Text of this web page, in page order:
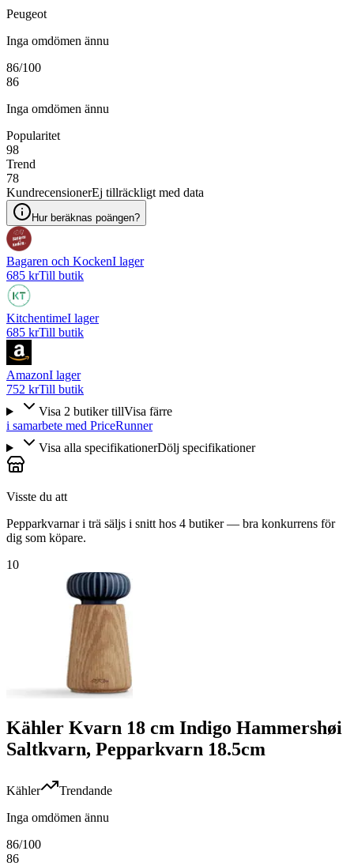
Peugeot
Inga omdömen ännu
86/100
86
Inga omdömen ännu
Popularitet
98
Trend
78
KundrecensionerEj tillräckligt med data
Hur beräknas poängen?
Bagaren och KockenI lager
685 krTill butik
KitchentimeI lager
685 krTill butik
AmazonI lager
752 krTill butik
Visa 2 butiker tillVisa färre
i samarbete med PriceRunner
Visa alla specifikationerDölj specifikationer
Visste du att
Pepparkvarnar i trä säljs i snitt hos 4 butiker — bra konkurrens för
dig som köpare.
10
Kähler Kvarn 18 cm Indigo Hammershøi
Saltkvarn, Pepparkvarn 18.5cm
Kähler
Trendande
Inga omdömen ännu
86/100
86